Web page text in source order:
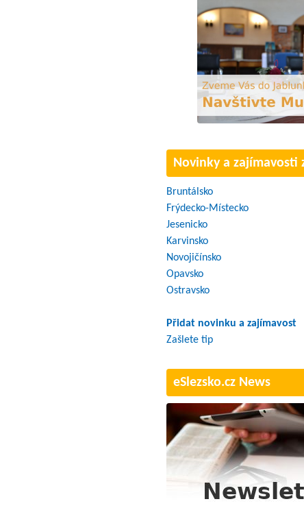
Novinky a zajímavosti
Bruntálsko
Frýdecko-Místecko
Jesenicko
Karvinsko
Novojičínsko
Opavsko
Ostravsko
Přidat novinku a zajímavost
Zašlete tip
eSlezsko.cz News